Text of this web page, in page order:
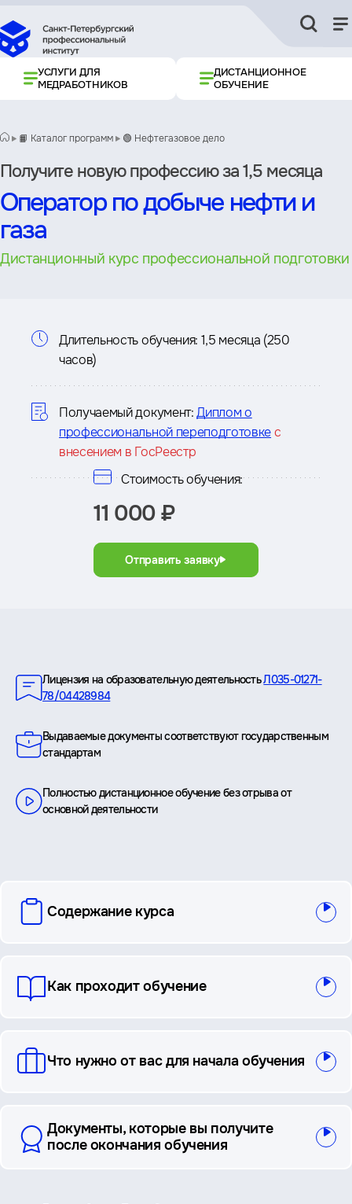
УСЛУГИ ДЛЯ
МЕДРАБОТНИКОВ
ДИСТАНЦИОННОЕ
ОБУЧЕНИЕ
📙 Каталог программ 🟢 Нефтегазовое дело
Получите новую профессию за 1,5 месяца
Оператор по добыче нефти и
газа
Дистанционный курс профессиональной подготовки
Информация
курсе
Длительность обучения: 1,5 месяца (250
часов)
Получаемый документ: Диплом о
профессиональной переподготовкес
внесением в ГосРеестр
Стоимость обучения:
11 000 ₽
Отправить заявку
Лицензия на образовательную деятельностьЛ035-01271-
78/04428984
Выдаваемые документы соответствуют государственным
стандартам
Полностью дистанционное обучение без отрыва от
основной деятельности
вопросы
Содержание курса
Как проходит обучение
Что нужно от вас для начала обучения
Документы, которые вы получите
после окончания обучения